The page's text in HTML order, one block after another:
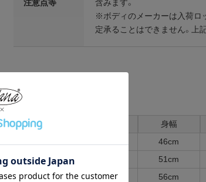
注意点等
含みます。
※ボディのメーカーは入荷ロ
定承ることはできません。上
各部実寸平均値
サイズはUSA表記となります
サイズ 身幅
46cm
M
51cm
L
54cm 56cm